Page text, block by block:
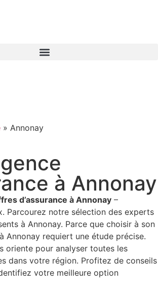
» Annonay
à Annonay
d’assurance à Annonay –
Parcourez notre sélection des experts
à Annonay. Parce que choisir à son
Annonay requiert une étude précise.
oriente pour analyser toutes les
dans votre région. Profitez de conseils
votre meilleure option